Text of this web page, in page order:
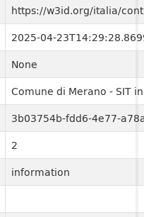
https://w3id.org/italia/
2025-04-
None
Comune di Merano - SIT
3b03754b-fdd6-4e77-
2
information